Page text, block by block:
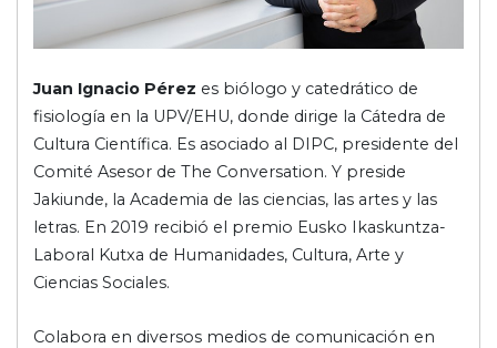
Juan Ignacio Pérez es biólogo y catedrático de
fisiología en la UPV/EHU, donde dirige la Cátedra de
Cultura Científica. Es asociado al DIPC, presidente del
Comité Asesor de The Conversation. Y preside
Jakiunde, la Academia de las ciencias, las artes y las
letras. En 2019 recibió el premio Eusko Ikaskuntza-
Laboral Kutxa de Humanidades, Cultura, Arte y
Ciencias Sociales.
Colabora en diversos medios de comunicación en